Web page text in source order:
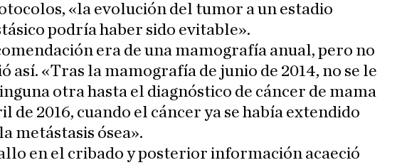
«la evolución del tumor a un estadio
podría haber sido evitable».
era de una mamografía anual, pero no
así. «Tras la mamografía de junio de 2014, no se le
otra hasta el diagnóstico de cáncer de mama
de 2016, cuando el cáncer ya se había extendido
metástasis ósea».
en el cribado y posterior información acaeció